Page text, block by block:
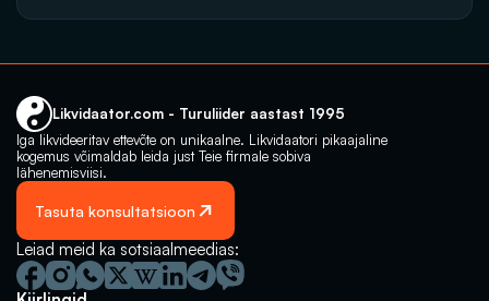
Likvidaator.com - Turuliider aastast 1995
Iga likvideeritav ettevõte on unikaalne. Likvidaatori pikaajaline
kogemus võimaldab leida just Teie firmale sobiva
lähenemisviisi.
Tasuta konsultatsioon
Leiad meid ka sotsiaalmeedias: